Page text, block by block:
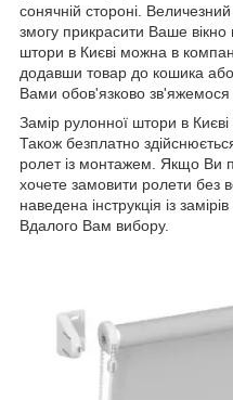
сонячній стороні. Величезний
змогу прикрасити Ваше вікно
штори в Києві можна в
додавши товар до кошика
Вами обов'язково
Замір рулонної штори в
Також безплатно
ролет із монтажем. Якщо Ви
хочете замовити ролети без
наведена інструкція із
Вдалого Вам вибору.